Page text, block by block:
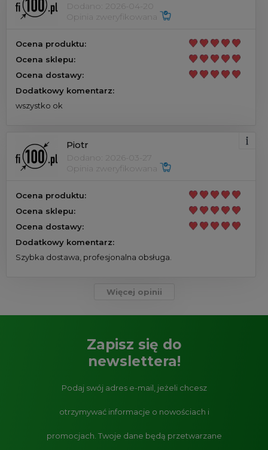
Dodano: 2026-04-20
Opinia zweryfikowana
Ocena produktu:
Ocena sklepu:
Ocena dostawy:
Dodatkowy komentarz:
wszystko ok
Piotr
Dodano: 2026-03-27
Opinia zweryfikowana
Ocena produktu:
Ocena sklepu:
Ocena dostawy:
Dodatkowy komentarz:
Szybka dostawa, profesjonalna obsługa.
Więcej opinii
Zapisz się do
newslettera!
Podaj swój adres e-mail, jeżeli chcesz
otrzymywać informacje o nowościach i
promocjach. Twoje dane będą przetwarzane